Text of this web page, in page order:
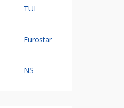
TUI
Eurostar
NS